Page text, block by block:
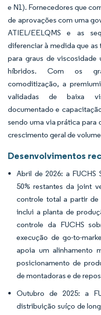
e N1). Fornecedores que
de aprovações com uma
ATIEL/EELQMS e as
diferenciar à medida que
para graus de viscosidade
híbridos. Com os
comoditização, a
validadas de baixa
documentado e
sendo uma via prática para
crescimento geral de
Desenvolvimentos
Abril de 2026: a FUCHS
50% restantes da joint
controle total a partir de
inclui a planta de
controle da FUCHS
execução de go-to-
apoia um alinhamento
posicionamento de
de montadoras e de
Outubro de 2025: a
distribuição suíço de